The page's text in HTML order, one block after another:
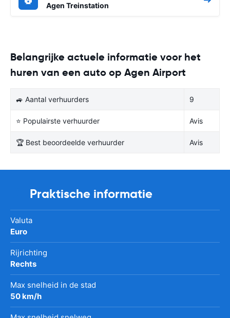
Agen Treinstation
Belangrijke actuele informatie voor het
huren van een auto op Agen Airport
🚙 Aantal verhuurders 9
⭐ Populairste verhuurder Avis
🏆 Best beoordeelde verhuurder Avis
Praktische informatie
Valuta
Euro
Rijrichting
Rechts
Max snelheid in de stad
50 km/h